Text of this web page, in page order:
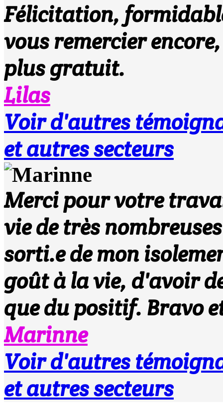
Félicitation,
vous remercier
plus gratuit.
Lilas
Voir d'autres
et autres secteurs
Merci pour votre
vie de très
sorti.e de mon
goût à la vie, d'avoir
que du positif. Bravo
Marinne
Voir d'autres
et autres secteurs